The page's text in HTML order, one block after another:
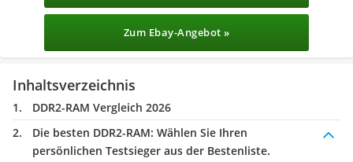
Zum Ebay-Angebot »
Inhaltsverzeichnis
DDR2-RAM Vergleich 2026
Die besten DDR2-RAM: Wählen Sie Ihren
persönlichen Testsieger aus der Bestenliste.